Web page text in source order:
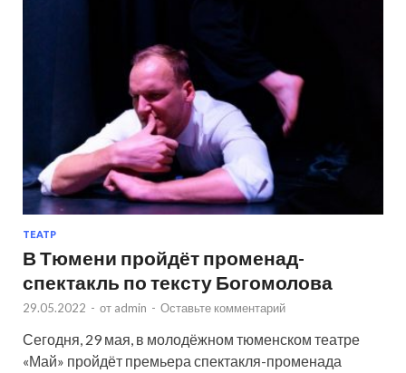
ТЕАТР
В Тюмени пройдёт променад-
спектакль по тексту Богомолова
29.05.2022 - от admin - Оставьте комментарий
Сегодня, 29 мая, в молодёжном тюменском театре
«Май» пройдёт премьера спектакля-променада